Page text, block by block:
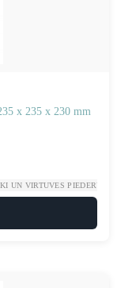
x 235 x 230 mm
UN VIRTUVES PIEDERUMI